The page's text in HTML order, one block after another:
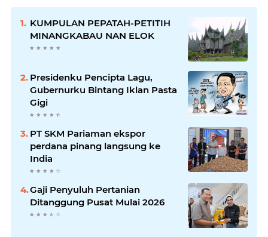
KUMPULAN PEPATAH-PETITIH
MINANGKABAU NAN ELOK
Presidenku Pencipta Lagu,
Gubernurku Bintang Iklan Pasta
Gigi
PT SKM Pariaman ekspor
perdana pinang langsung ke
India
Gaji Penyuluh Pertanian
Ditanggung Pusat Mulai 2026